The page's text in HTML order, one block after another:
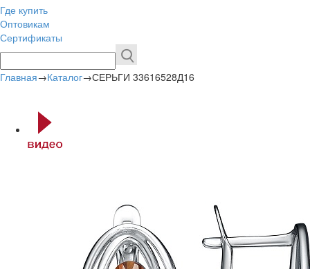
Где купить
Оптовикам
Сертификаты
Главная→Каталог→СЕРЬГИ 33616528Д16